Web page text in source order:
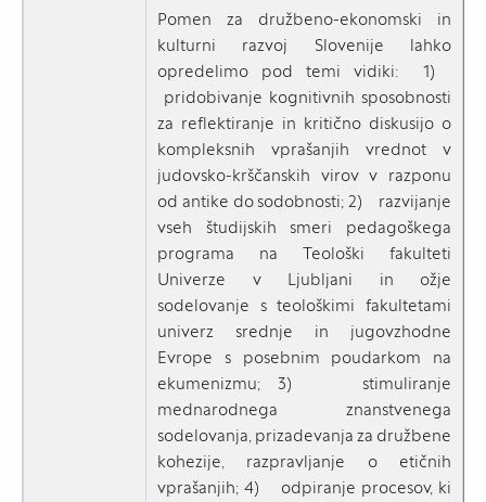
Pomen za družbeno-ekonomski in
kulturni razvoj Slovenije lahko
opredelimo pod temi vidiki: 1)
pridobivanje kognitivnih sposobnosti
za reflektiranje in kritično diskusijo o
kompleksnih vprašanjih vrednot v
judovsko-krščanskih virov v razponu
od antike do sodobnosti; 2) razvijanje
vseh študijskih smeri pedagoškega
programa na Teološki fakulteti
Univerze v Ljubljani in ožje
sodelovanje s teološkimi fakultetami
univerz srednje in jugovzhodne
Evrope s posebnim poudarkom na
ekumenizmu; 3) stimuliranje
mednarodnega znanstvenega
sodelovanja, prizadevanja za družbene
kohezije, razpravljanje o etičnih
vprašanjih; 4) odpiranje procesov, ki